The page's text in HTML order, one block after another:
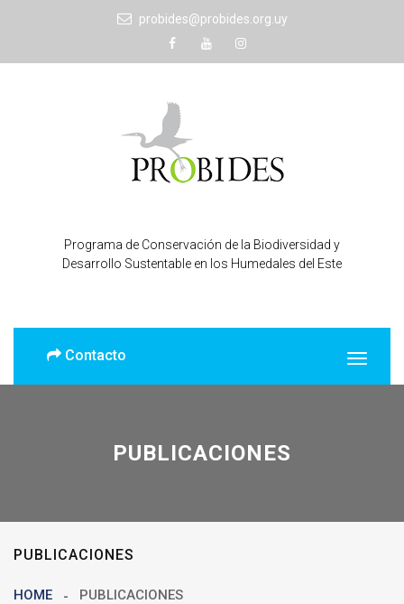
probides@probides.org.uy
Programa de Conservación de la Biodiversidad y
Desarrollo Sustentable en los Humedales del Este
Contacto
PUBLICACIONES
PUBLICACIONES
HOME PUBLICACIONES